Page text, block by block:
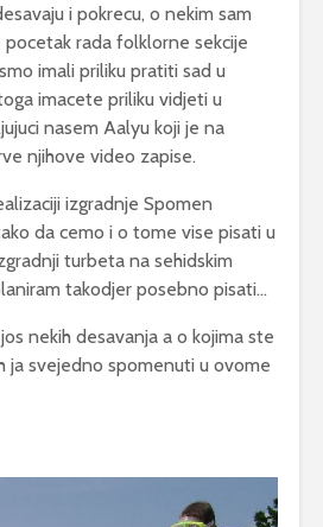
i pokrecu, o nekim sam
pocetak rada folklorne sekcije
imali priliku pratiti sad u
imacete priliku vidjeti u
nasem Aalyu koji je na
njihove video zapise.
izgradnje Spomen
da cemo i o tome vise pisati u
turbeta na sehidskim
takodjer posebno pisati…
nekih desavanja a o kojima ste
ja svejedno spomenuti u ovome